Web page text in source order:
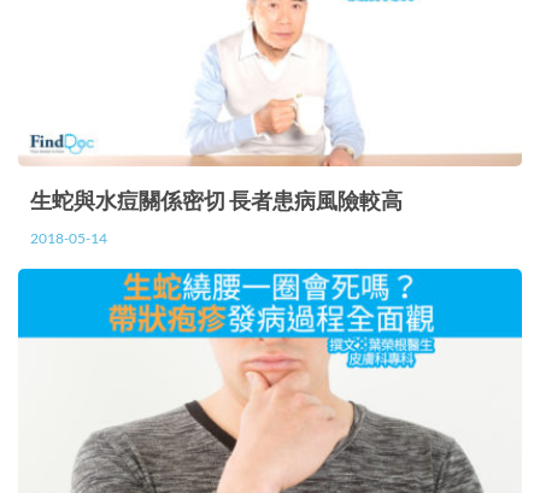
生蛇與水痘關係密切 長者患病風險較高
2018-05-14